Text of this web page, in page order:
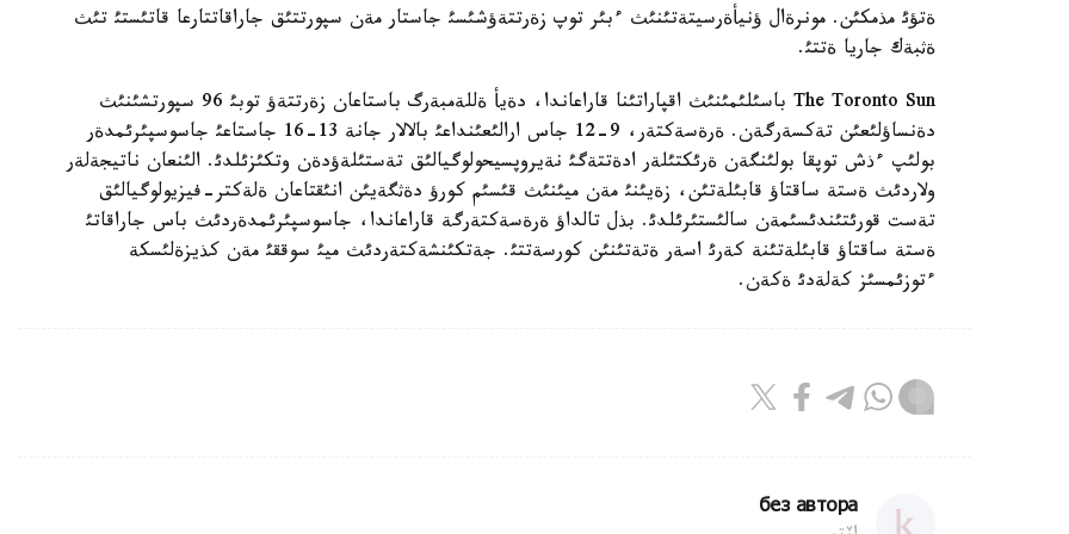
ةتؤئ مذمكئن. مونرةال ؤنيأةرسيتةتئنئث ءبئر توپ زةرتتةؤشئسئ جاستار مةن سپورتتئق جاراقاتتارعا قاتئستئ تئث
ةثبةك جاريا ةتتئ.
The Toronto Sun باسئلئمئنئث اقپاراتئنا قاراعاندا، دةيأ ةللةمبةرگ باستاعان زةرتتةؤ توبئ 96 سپورتشئنئث
دةنساؤلئعئن تةكسةرگةن. ةرةسةكتةر، 9-12 جاس ارالئعئنداعئ بالالار جانة 13-16 جاستاعئ جاسوسپئرئمدةر
بولئپ ءذش توپقا بولئنگةن ةرئكتئلةر ادةتتةگئ نةيروپسيحولوگيالئق تةستئلةؤدةن وتكئزئلدئ. الئنعان ناتيجةلةر
ولاردئث ةستة ساقتاؤ قابئلةتئن، زةيئنئ مةن ميئنئث قئسئم كورؤ دةثگةيئن انئقتاعان ةلةكتر-فيزيولوگيالئق
تةست قورئتئندئسئمةن سالئستئرئلدئ. بذل تالداؤ ةرةسةكتةرگة قاراعاندا، جاسوسپئرئمدةردئث باس جاراقاتئ
ةستة ساقتاؤ قابئلةتئنة كةرئ اسةر ةتةتئنئن كورسةتتئ. جةتكئنشةكتةردئث ميئ سوققئ مةن كذيزةلئسكة
ءتوزئمسئز كةلةدئ ةكةن.
без автора